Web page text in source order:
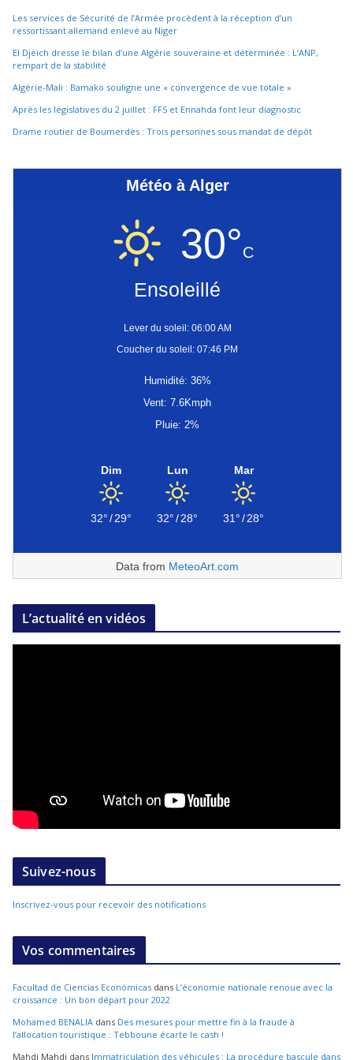
Les services de Sécurité de l’Armée procèdent à la réception d’un
ressortissant allemand enlevé au Niger
El Djeïch dresse le bilan d’une Algérie souveraine et déterminée : L’ANP,
rempart de la stabilité
Algérie-Mali : Bamako souligne une « convergence de vue totale »
Après les législatives du 2 juillet : FFS et Ennahda font leur diagnostic
Drame routier de Boumerdès : Trois personnes sous mandat de dépôt
Météo à Alger
30°C
Ensoleillé
Lever du soleil: 06:00 AM
Coucher du soleil: 07:46 PM
Humidité: 36%
Vent: 7.6Kmph
Pluie: 2%
Dim
32°/29°
Lun
32°/28°
Mar
31°/28°
Data from MeteoArt.com
L’actualité en vidéos
Suivez-nous
Inscrivez-vous pour recevoir des notifications
Vos commentaires
Facultad de Ciencias Económicas dans L’économie nationale renoue avec la
croissance : Un bon départ pour 2022
Mohamed BENALIA dans Des mesures pour mettre fin à la fraude à
l’allocation touristique : Tebboune écarte le cash !
Mahdi Mahdi dans Immatriculation des véhicules : La procédure bascule dans